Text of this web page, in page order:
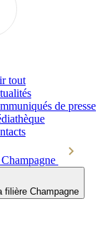
tout
de presse
filière Champagne